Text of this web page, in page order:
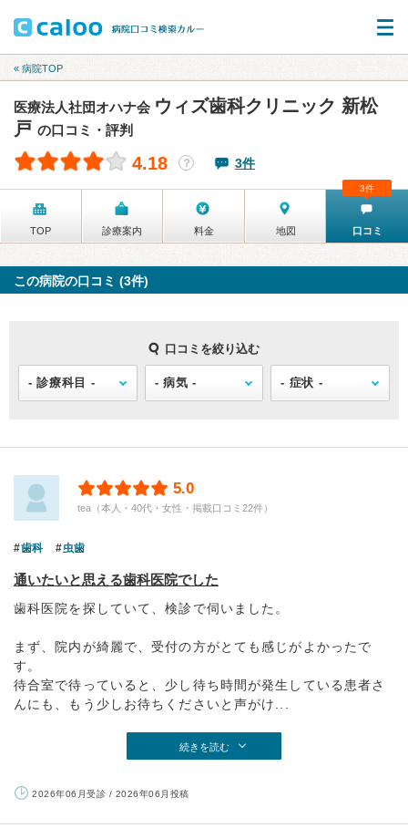
« 病院TOP
医療法人社団オハナ会 ウィズ歯科クリニック 新松
戸 の口コミ・評判
4.18 ？ 3件
TOP 診療案内 料金 地図 口コミ
3件
この病院の口コミ (3件)
口コミを絞り込む
5.0
tea（本人・40代・女性・掲載口コミ22件）
歯科 虫歯
通いたいと思える歯科医院でした
歯科医院を探していて、検診で伺いました。
まず、院内が綺麗で、受付の方がとても感じがよかったで
す。
待合室で待っていると、少し待ち時間が発生している患者さ
んにも、もう少しお待ちくださいと声がけ...
続きを読む
2026年06月受診 / 2026年06月投稿